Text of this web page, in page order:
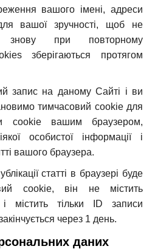
вашого імені, адреси
вашої зручності, щоб не
знову при повторному
зберігаються протягом
запис на даному Сайті і ви
тимчасовий cookie для
cookie вашим браузером,
особистої інформації і
вашого браузера.
статті в браузері буде
cookie, він не містить
містить тільки ID записи
через 1 день.
даних